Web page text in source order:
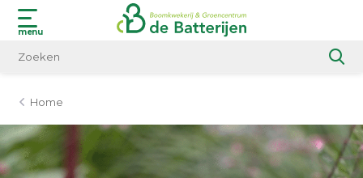
menu
Home